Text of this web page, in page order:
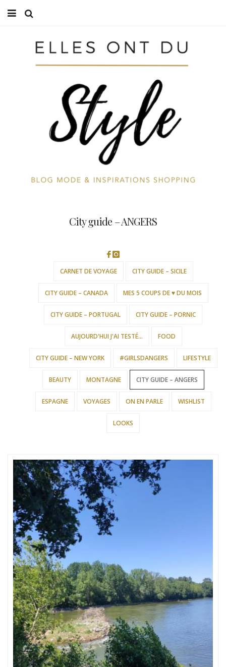
Contactez-moi
City guide – ANGERS
CARNET DE VOYAGE CITY GUIDE – SICILE
CITY GUIDE – CANADA MES 5 COUPS DE ♥ DU MOIS
CITY GUIDE – PORTUGAL CITY GUIDE – PORNIC
AUJOURD'HUI J'AI TESTÉ… FOOD
CITY GUIDE – NEW YORK #GIRLSDANGERS LIFESTYLE
BEAUTY MONTAGNE CITY GUIDE – ANGERS
ESPAGNE VOYAGES ON EN PARLE WISHLIST
LOOKS